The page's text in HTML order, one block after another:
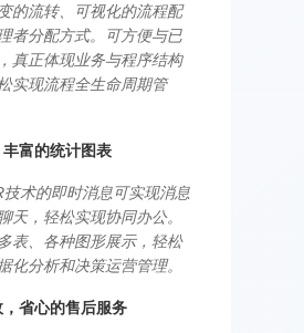
的流转、可视化的流程配
者分配方式。可方便与已
真正体现业务与程序结构
实现流程全生命周期管
富的统计图表
技术的即时消息可实现消息
天，轻松实现协同办公。
表、各种图形展示，轻松
化分析和决策运营管理。
省心的售后服务